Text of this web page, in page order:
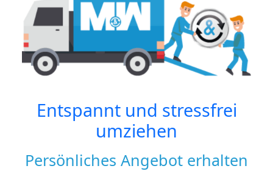
Entspannt und stressfrei
umziehen
Persönliches Angebot erhalten